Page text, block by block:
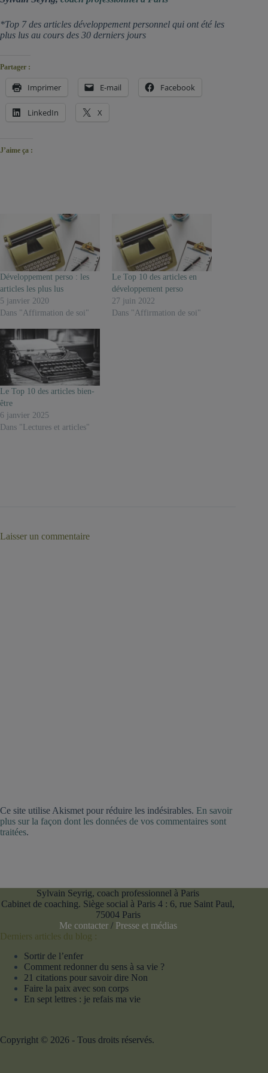
*Top 7 des articles développement personnel qui ont été les
plus lus au cours des 30 derniers jours
Partager :
Imprimer E-mail Facebook
LinkedIn X
J’aime ça :
Développement perso : les
articles les plus lus
5 janvier 2020
Dans "Affirmation de soi"
Le Top 10 des articles en
développement perso
27 juin 2022
Dans "Affirmation de soi"
Le Top 10 des articles bien-
être
6 janvier 2025
Dans "Lectures et articles"
Laisser un commentaire
Ce site utilise Akismet pour réduire les indésirables. En savoir
plus sur la façon dont les données de vos commentaires sont
traitées.
Sylvain Seyrig, coach professionnel à Paris
Cabinet de coaching. Siège social à Paris 4 : 6, rue Saint Paul,
75004 Paris
Me contacter/ Presse et médias
Derniers articles du blog :
Sortir de l’enfer
Comment redonner du sens à sa vie ?
21 citations pour savoir dire Non
Faire la paix avec son corps
En sept lettres : je refais ma vie
Copyright © 2026 - Tous droits réservés.